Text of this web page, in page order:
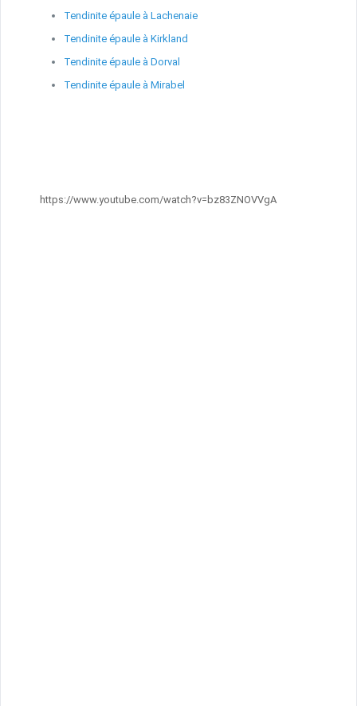
Tendinite épaule à Lachenaie
Tendinite épaule à Kirkland
Tendinite épaule à Dorval
Tendinite épaule à Mirabel
https://www.youtube.com/watch?v=bz83ZNOVVgA